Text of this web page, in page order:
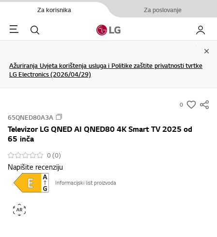
Za korisnika Za poslovanje
Menu Pretraživanje My LG
Ažuriranja Uvjeta korištenja usluga i Politike zaštite privatnosti tvrtke
LG Electronics (2026/04/29)
0
s
m
65QNED80A3A
Televizor LG QNED AI QNED80 4K Smart TV 2025 od
65 inča
0 (0)
Napišite recenziju
Informacijski list proizvoda